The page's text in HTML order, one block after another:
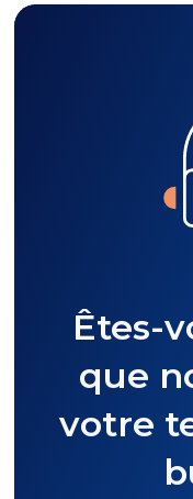
Êtes-
que
votre